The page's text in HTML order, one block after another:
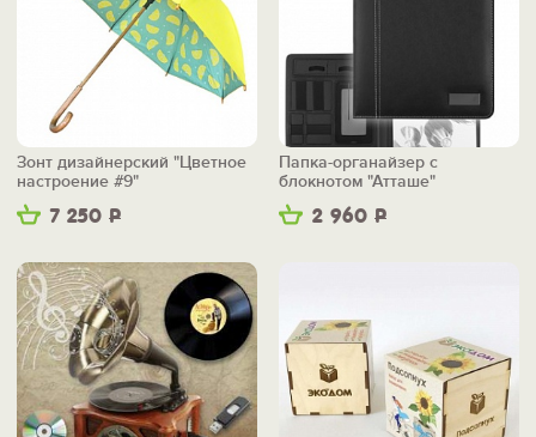
7 250 Р
Зонт дизайнерский "Цветное
настроение #9"
2 960 Р
Папка-органайзер с
блокнотом "Атташе"